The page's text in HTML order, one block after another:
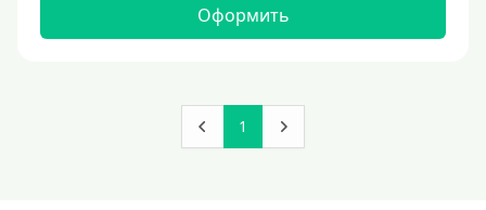
Оформить
1